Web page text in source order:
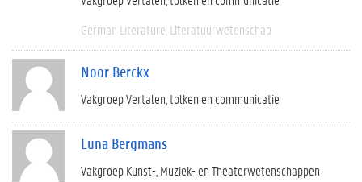
German Literature Literatuurwetenschap
Noor Berckx
Vakgroep Vertalen, tolken en communicatie
Luna Bergmans
Vakgroep Kunst-, Muziek- en Theaterwetenschappen